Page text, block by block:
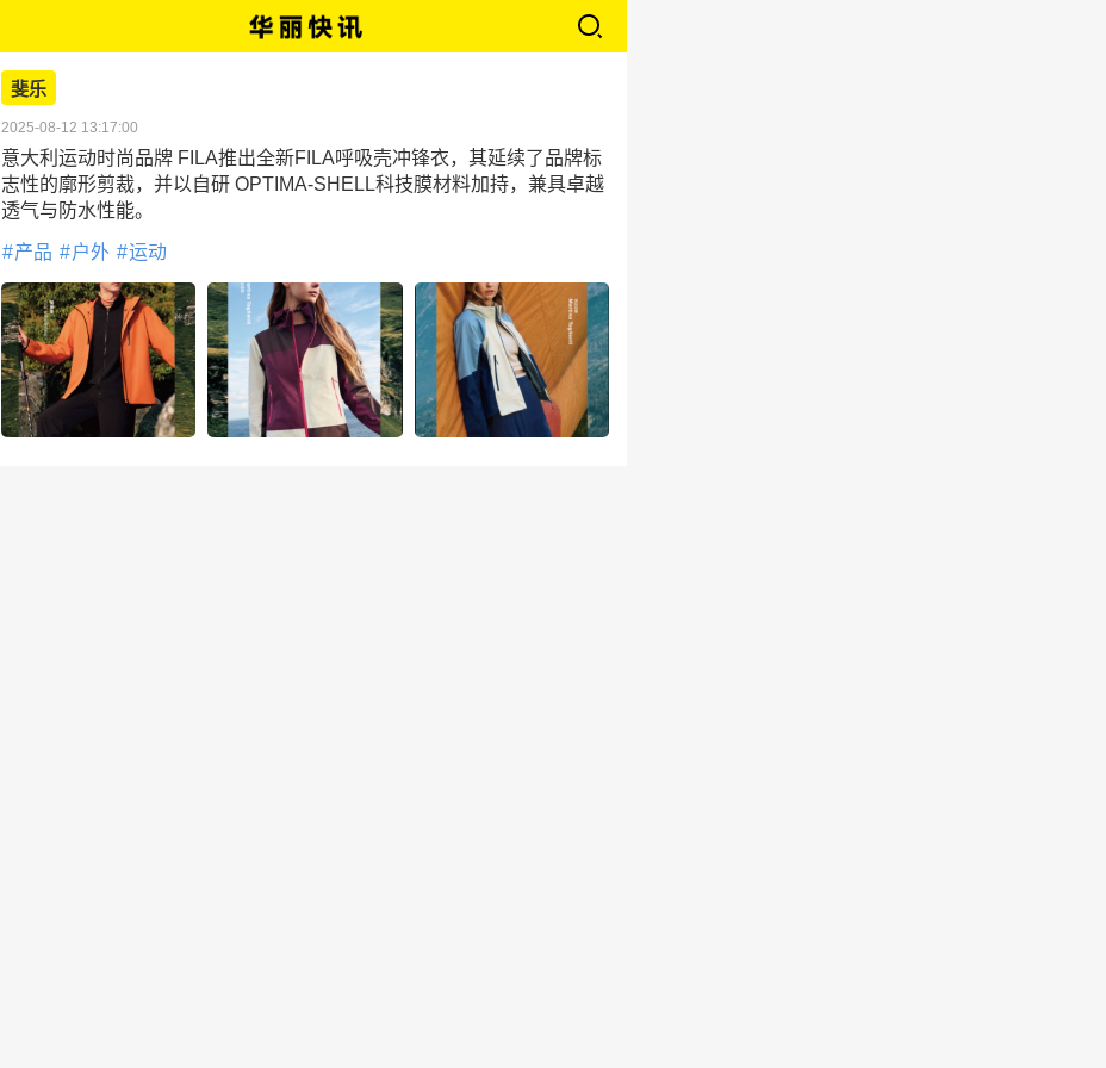
斐乐
2025-08-12 13:17:00
意大利运动时尚品牌 FILA推出全新FILA呼吸壳冲锋衣，其延续了品牌标
志性的廓形剪裁，并以自研 OPTIMA-SHELL科技膜材料加持，兼具卓越
透气与防水性能。
产品 户外 运动